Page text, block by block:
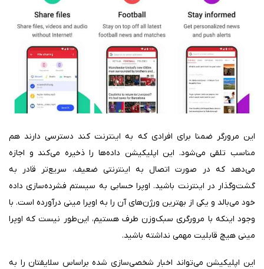
این مرورگر ضمنا برای افرادی که به اینترنت کند دسترسی دارند هم
مناسب تلقی می‌شود. این اپلیکیشن داده‌ها را ذخیره می‌کند و اجازه
می‌دهد که در صورت اتصال به اینترنتی ضعیف، سریع‌تر قادر به
گشت‌وگذار در اینترنت باشید. اوپرا حسابی به سیستم فشرده‌سازی داده
خود می‌بالد و یکی از بهترین ورژن‌های آن را به اوپرا مینی درآورده است. با
وجود اینکه با مرورگری سبک‌وزن طرف هستیم، این‌طور نیست که اوپرا
مینی هیچ قابلیت مهمی نداشته باشید.
این اپلیکیشن می‌تواند اخبار شخصی‌سازی شده براساس سلایقتان را به